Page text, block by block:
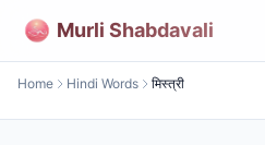
Murli Shabdavali
Home Hindi Words मिस्त्री